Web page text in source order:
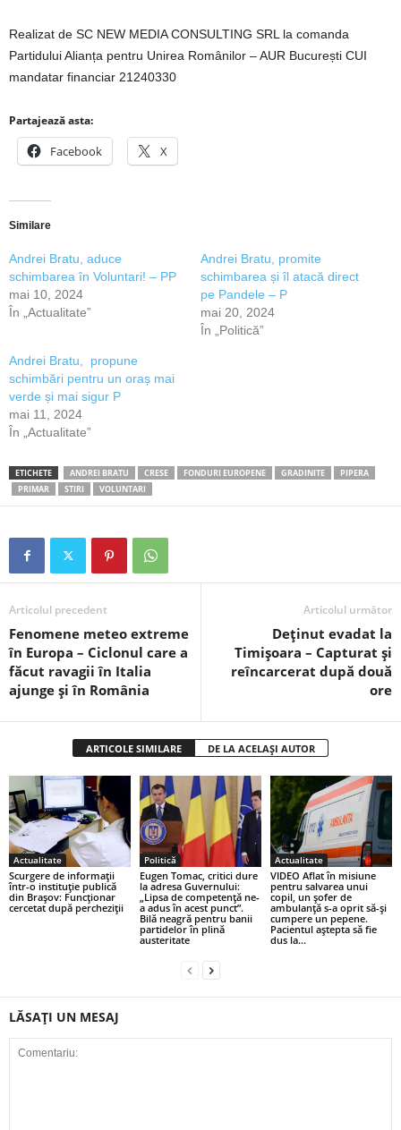
Realizat de SC NEW MEDIA CONSULTING SRL la comanda
Partidului Alianța pentru Unirea Românilor – AUR București CUI
mandatar financiar 21240330
Partajează asta:
Facebook X
Similare
Andrei Bratu, aduce
schimbarea în Voluntari! – PP
mai 10, 2024
În „Actualitate”
Andrei Bratu, promite
schimbarea și îl atacă direct
pe Pandele – P
mai 20, 2024
În „Politică”
Andrei Bratu, propune
schimbări pentru un oraș mai
verde și mai sigur P
mai 11, 2024
În „Actualitate”
ETICHETE ANDREI BRATU CRESE FONDURI EUROPENE GRADINITE
PIPERA
PRIMAR
STIRI VOLUNTARI
Articolul precedent
Fenomene meteo extreme
în Europa – Ciclonul care a
făcut ravagii în Italia
ajunge și în România
Articolul următor
Deținut evadat la
Timișoara – Capturat și
reîncarcerat după două
ore
ARTICOLE SIMILARE DE LA ACELAȘI AUTOR
Actualitate
Scurgere de informații
într-o instituție publică
din Brașov: Funcționar
cercetat după percheziții
Politică
Eugen Tomac, critici dure
la adresa Guvernului:
„Lipsa de competență ne-
a adus în acest punct”.
Bilă neagră pentru banii
partidelor în plină
austeritate
Actualitate
VIDEO Aflat în misiune
pentru salvarea unui
copil, un șofer de
ambulanță s-a oprit să-și
cumpere un pepene.
Pacientul aștepta să fie
dus la...
LĂSAȚI UN MESAJ